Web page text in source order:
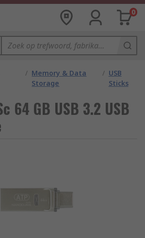
0
/ Memory & Data
Storage
/ USB
Sticks
64 GB USB 3.2 USB